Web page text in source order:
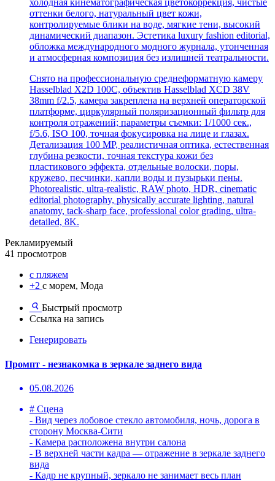
холодная кинематографическая цветокоррекция, чистые
оттенки белого, натуральный цвет кожи,
контролируемые блики на воде, мягкие тени, высокий
динамический диапазон. Эстетика luxury fashion editorial,
обложка международного модного журнала, утонченная
и атмосферная композиция без излишней театральности.
Снято на профессиональную среднеформатную камеру
Hasselblad X2D 100C, объектив Hasselblad XCD 38V
38mm f/2.5, камера закреплена на верхней операторской
платформе, циркулярный поляризационный фильтр для
контроля отражений; параметры съемки: 1/1000 сек.,
f/5.6, ISO 100, точная фокусировка на лице и глазах.
Детализация 100 MP, реалистичная оптика, естественная
глубина резкости, точная текстура кожи без
пластикового эффекта, отдельные волоски, поры,
кружево, песчинки, капли воды и пузырьки пены.
Photorealistic, ultra-realistic, RAW photo, HDR, cinematic
editorial photography, physically accurate lighting, natural
anatomy, tack-sharp face, professional color grading, ultra-
detailed, 8K.
Рекламируемый
41 просмотров
с пляжем
+2 с морем, Мода
Быстрый просмотр
Ссылка на запись
Генерировать
Промпт - незнакомка в зеркале заднего вида
05.08.2026
# Сцена
- Вид через лобовое стекло автомобиля, ночь, дорога в
сторону Москва-Сити
- Камера расположена внутри салона
- В верхней части кадра — отражение в зеркале заднего
вида
- Кадр не крупный, зеркало не занимает весь план